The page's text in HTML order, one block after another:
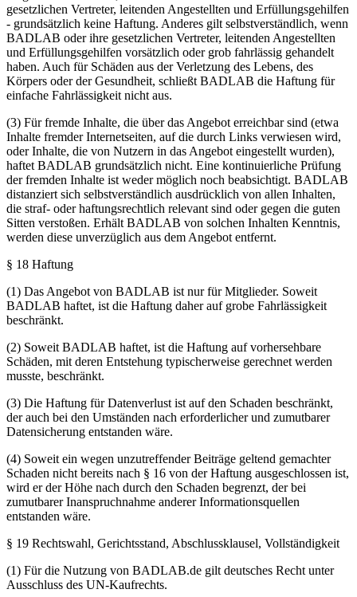
gesetzlichen Vertreter, leitenden Angestellten und Erfüllungsgehilfen
- grundsätzlich keine Haftung. Anderes gilt selbstverständlich, wenn
BADLAB oder ihre gesetzlichen Vertreter, leitenden Angestellten
und Erfüllungsgehilfen vorsätzlich oder grob fahrlässig gehandelt
haben. Auch für Schäden aus der Verletzung des Lebens, des
Körpers oder der Gesundheit, schließt BADLAB die Haftung für
einfache Fahrlässigkeit nicht aus.
(3) Für fremde Inhalte, die über das Angebot erreichbar sind (etwa
Inhalte fremder Internetseiten, auf die durch Links verwiesen wird,
oder Inhalte, die von Nutzern in das Angebot eingestellt wurden),
haftet BADLAB grundsätzlich nicht. Eine kontinuierliche Prüfung
der fremden Inhalte ist weder möglich noch beabsichtigt. BADLAB
distanziert sich selbstverständlich ausdrücklich von allen Inhalten,
die straf- oder haftungsrechtlich relevant sind oder gegen die guten
Sitten verstoßen. Erhält BADLAB von solchen Inhalten Kenntnis,
werden diese unverzüglich aus dem Angebot entfernt.
§ 18 Haftung
(1) Das Angebot von BADLAB ist nur für Mitglieder. Soweit
BADLAB haftet, ist die Haftung daher auf grobe Fahrlässigkeit
beschränkt.
(2) Soweit BADLAB haftet, ist die Haftung auf vorhersehbare
Schäden, mit deren Entstehung typischerweise gerechnet werden
musste, beschränkt.
(3) Die Haftung für Datenverlust ist auf den Schaden beschränkt,
der auch bei den Umständen nach erforderlicher und zumutbarer
Datensicherung entstanden wäre.
(4) Soweit ein wegen unzutreffender Beiträge geltend gemachter
Schaden nicht bereits nach § 16 von der Haftung ausgeschlossen ist,
wird er der Höhe nach durch den Schaden begrenzt, der bei
zumutbarer Inanspruchnahme anderer Informationsquellen
entstanden wäre.
§ 19 Rechtswahl, Gerichtsstand, Abschlussklausel, Vollständigkeit
(1) Für die Nutzung von BADLAB.de gilt deutsches Recht unter
Ausschluss des UN-Kaufrechts.